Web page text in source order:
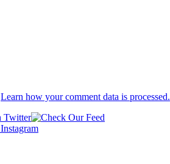
Learn how your comment data is processed.